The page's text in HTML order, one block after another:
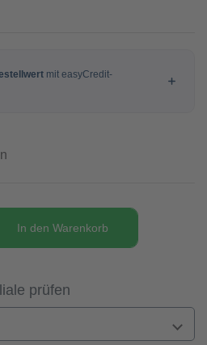
In den Warenkorb
prüfen